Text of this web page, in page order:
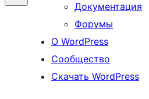
Документация
Форумы
О WordPress
Сообщество
Скачать WordPress